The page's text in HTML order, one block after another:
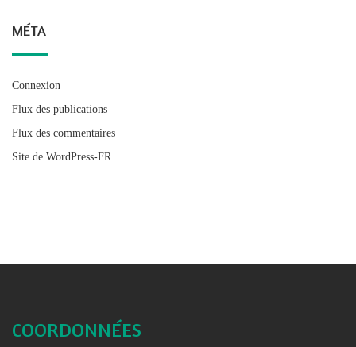
MÉTA
Connexion
Flux des publications
Flux des commentaires
Site de WordPress-FR
COORDONNÉES